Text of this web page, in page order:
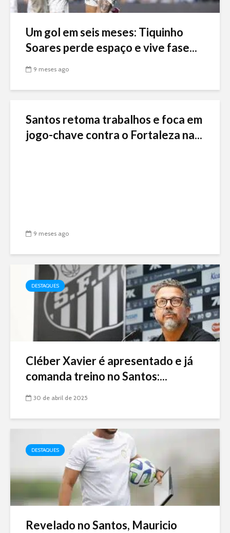
Um gol em seis meses: Tiquinho
Soares perde espaço e vive fase...
9 meses ago
Santos retoma trabalhos e foca em
jogo-chave contra o Fortaleza na...
9 meses ago
DESTAQUES
Cléber Xavier é apresentado e já
comanda treino no Santos:...
30 de abril de 2025
DESTAQUES
Revelado no Santos, Mauricio